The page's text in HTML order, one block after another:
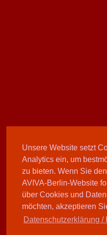
Unsere Website setzt
Analytics ein, um
zu bieten. Wenn Sie
AVIVA-Berlin-Website
über Cookies und
möchten, akzeptieren
Datenschutzerklärung /